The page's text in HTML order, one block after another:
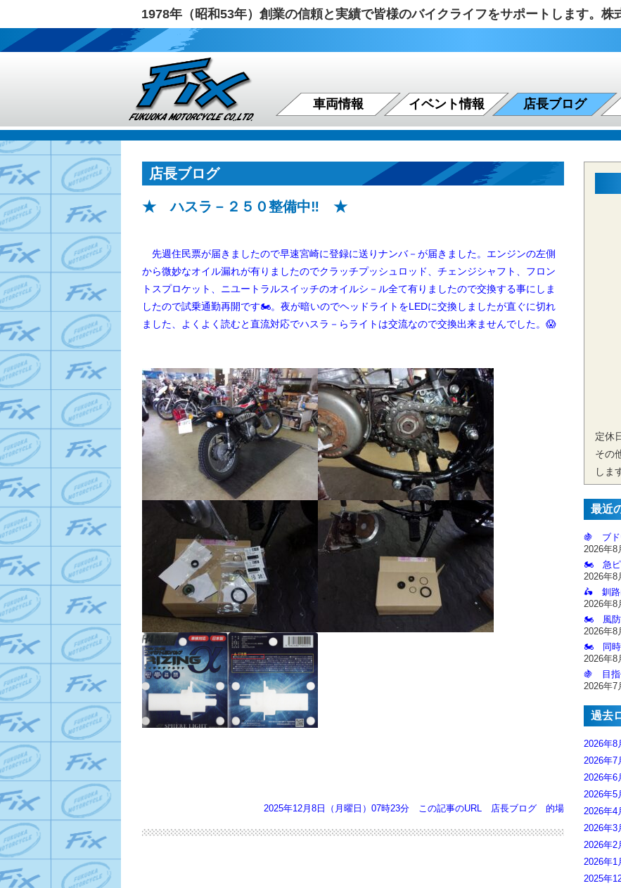
1978年（昭和53年）創業の信頼と実績で皆様のバイクライフをサポートします。株
車両情報 イベント情報 店長ブログ
店長ブログ
★ ハスラ－２５０整備中‼️ ★
先週住民票が届きましたので早速宮崎に登録に送りナンバ－が届きました。エンジンの左側
から微妙なオイル漏れが有りましたのでクラッチプッシュロッド、チェンジシャフト、フロン
トスプロケット、ニユートラルスイッチのオイルシ－ル全て有りましたので交換する事にしま
したので試乗通勤再開です🏍️。夜が暗いのでヘッドライトをLEDに交換しましたが直ぐに切れ
ました、よくよく読むと直流対応でハスラ－らライトは交流なので交換出来ませんでした。😱
2025年12月8日（月曜日）07時23分 この記事のURL 店長ブログ 的場
定休
その
しま
最近
🍇 ブド
2026年8
🏍️ 急ピ
2026年8
🛵 釧路
2026年8
🏍️ 風防
2026年8
🏍️ 同時
2026年8
🍇 目指
2026年7
過去
2026年8
2026年7
2026年6
2026年5
2026年4
2026年3
2026年2
2026年1
2025年